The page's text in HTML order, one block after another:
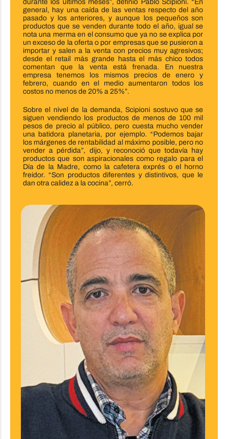
durante los últimos meses”, definió Pablo Scipioni. “En
general, hay una caída de las ventas respecto del año
pasado y los anteriores, y aunque los pequeños son
productos que se venden durante todo el año, igual se
nota una merma en el consumo que ya no se explica por
un exceso de la oferta o por empresas que se pusieron a
importar y salen a la venta con precios muy agresivos;
desde el retail más grande hasta el más chico todos
comentan que la venta está frenada. En nuestra
empresa tenemos los mismos precios de enero y
febrero, cuando en el medio aumentaron todos los
costos no menos de 20% a 25%”.
Sobre el nivel de la demanda, Scipioni sostuvo que se
siguen vendiendo los productos de menos de 100 mil
pesos de precio al público, pero cuesta mucho vender
una batidora planetaria, por ejemplo. “Podemos bajar
los márgenes de rentabilidad al máximo posible, pero no
vender a pérdida”, dijo, y reconoció que todavía hay
productos que son aspiracionales como regalo para el
Día de la Madre, como la cafetera exprés o el horno
freidor. “Son productos diferentes y distintivos, que le
dan otra calidez a la cocina”, cerró.